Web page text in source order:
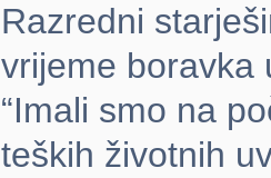
Razredni
vrijeme boravka
“Imali smo na
teških životnih